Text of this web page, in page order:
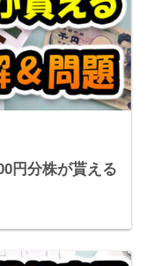
円分株が貰える